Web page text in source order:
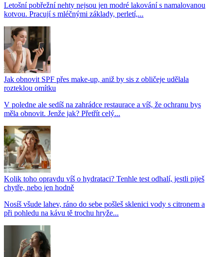
Letošní pobřežní nehty nejsou jen modré lakování s namalovanou
kotvou. Pracují s mléčnými základy, perletí,...
Jak obnovit SPF přes make-up, aniž by sis z obličeje udělala
rozteklou omítku
V poledne ale sedíš na zahrádce restaurace a víš, že ochranu bys
měla obnovit. Jenže jak? Přetřít celý...
Kolik toho opravdu víš o hydrataci? Tenhle test odhalí, jestli piješ
chytře, nebo jen hodně
Nosíš všude lahev, ráno do sebe pošleš sklenici vody s citronem a
při pohledu na kávu tě trochu hryže...